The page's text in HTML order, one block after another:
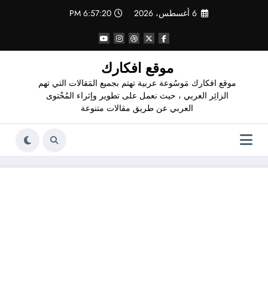
6 أغسطس، 2026 6:57:21 PM
موقع افكارك
موقع افكارك مَوسُوعة عربية تهتم بجميع المَقالات التي تهم
الزائِر العربي ، حيث نعمل على تطوير وإثراء المُحْتوى
العربي عن طريق مقالات متنوعة